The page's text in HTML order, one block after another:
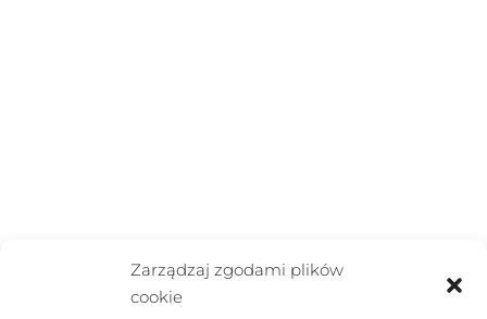
Zarządzaj zgodami plików
cookie